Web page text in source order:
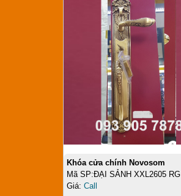
Khóa cửa chính Novosom
Mã SP:ĐẠI SẢNH XXL2605 RG
Giá: Call